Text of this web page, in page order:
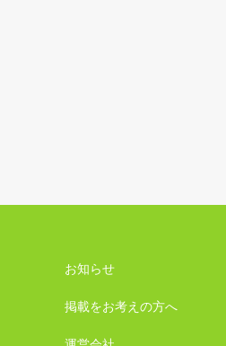
お知らせ
掲載をお考えの方へ